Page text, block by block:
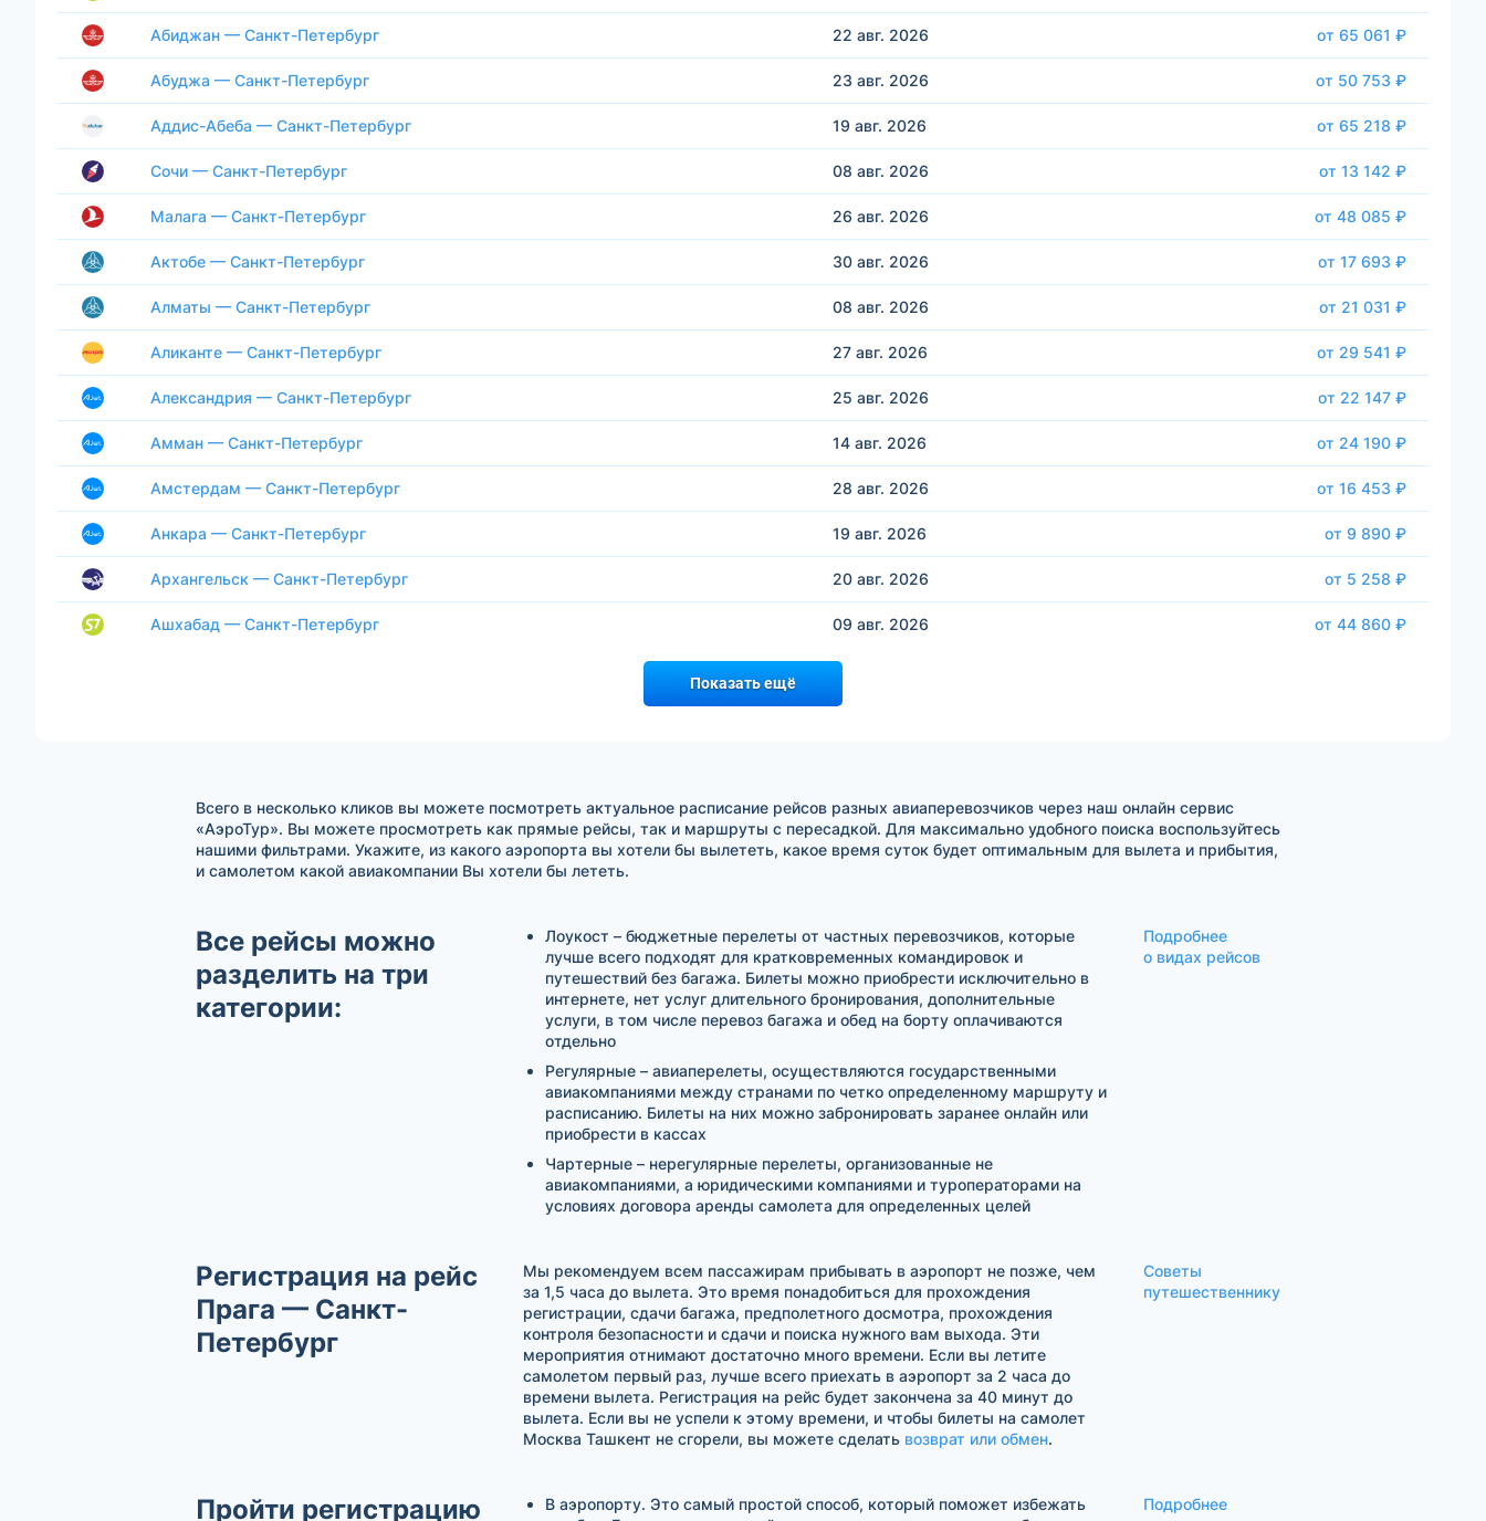
Абиджан — Санкт-Петербург 22 авг. 2026 от 65 061 ₽
Абуджа — Санкт-Петербург 23 авг. 2026 от 50 753 ₽
Аддис-Абеба — Санкт-Петербург 19 авг. 2026 от 65 218 ₽
Сочи — Санкт-Петербург 08 авг. 2026 от 13 142 ₽
Малага — Санкт-Петербург 26 авг. 2026 от 48 085 ₽
Актобе — Санкт-Петербург 30 авг. 2026 от 17 693 ₽
Алматы — Санкт-Петербург 08 авг. 2026 от 21 031 ₽
Аликанте — Санкт-Петербург 27 авг. 2026 от 29 541 ₽
Александрия — Санкт-Петербург 25 авг. 2026 от 22 147 ₽
Амман — Санкт-Петербург 14 авг. 2026 от 24 190 ₽
Амстердам — Санкт-Петербург 28 авг. 2026 от 16 453 ₽
Анкара — Санкт-Петербург 19 авг. 2026 от 9 890 ₽
Архангельск — Санкт-Петербург 20 авг. 2026 от 5 258 ₽
Ашхабад — Санкт-Петербург 09 авг. 2026 от 44 860 ₽
Показать ещё
Всего в несколько кликов вы можете посмотреть актуальное расписание рейсов разных авиаперевозчиков через наш онлайн сервис
«АэроТур». Вы можете просмотреть как прямые рейсы, так и маршруты с пересадкой. Для максимально удобного поиска воспользуйтесь
нашими фильтрами. Укажите, из какого аэропорта вы хотели бы вылететь, какое время суток будет оптимальным для вылета и прибытия,
и самолетом какой авиакомпании Вы хотели бы лететь.
Все рейсы можно
разделить на три
категории:
Лоукост – бюджетные перелеты от частных перевозчиков, которые
лучше всего подходят для кратковременных командировок и
путешествий без багажа. Билеты можно приобрести исключительно в
интернете, нет услуг длительного бронирования, дополнительные
услуги, в том числе перевоз багажа и обед на борту оплачиваются
отдельно
Регулярные – авиаперелеты, осуществляются государственными
авиакомпаниями между странами по четко определенному маршруту и
расписанию. Билеты на них можно забронировать заранее онлайн или
приобрести в кассах
Чартерные – нерегулярные перелеты, организованные не
авиакомпаниями, а юридическими компаниями и туроператорами на
условиях договора аренды самолета для определенных целей
Подробнее
о видах рейсов
Регистрация на рейс
Прага — Санкт-
Петербург
Мы рекомендуем всем пассажирам прибывать в аэропорт не позже, чем
за 1,5 часа до вылета. Это время понадобиться для прохождения
регистрации, сдачи багажа, предполетного досмотра, прохождения
контроля безопасности и сдачи и поиска нужного вам выхода. Эти
мероприятия отнимают достаточно много времени. Если вы летите
самолетом первый раз, лучше всего приехать в аэропорт за 2 часа до
времени вылета. Регистрация на рейс будет закончена за 40 минут до
вылета. Если вы не успели к этому времени, и чтобы билеты на самолет
Москва Ташкент не сгорели, вы можете сделать возврат или обмен.
Советы
путешественнику
Пройти регистрацию
В аэропорту. Это самый простой способ, который поможет избежать
Подробнее